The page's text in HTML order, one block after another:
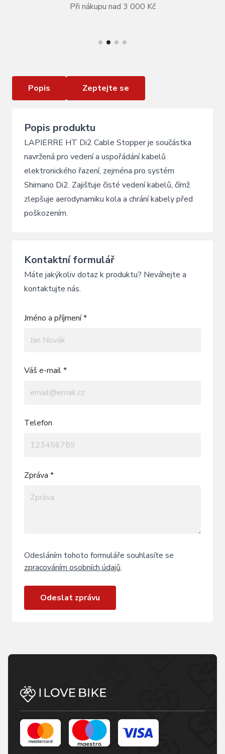
Při nákupu nad 3 000 Kč
LAPIERRE HT DI2 CABLE STOPPER XELIUS
Popis Zeptejte se
Popis produktu
LAPIERRE HT Di2 Cable Stopper je součástka
navržená pro vedení a uspořádání kabelů
elektronického řazení, zejména pro systém
Shimano Di2. Zajišťuje čisté vedení kabelů, čímž
zlepšuje aerodynamiku kola a chrání kabely před
poškozením.
Kontaktní formulář
Máte jakýkoliv dotaz k produktu? Neváhejte a
kontaktujte nás.
Jméno a příjmení *
Váš e-mail *
Telefon
Zpráva *
Odesláním tohoto formuláře souhlasíte se
zpracováním osobních údajů.
Odeslat zprávu